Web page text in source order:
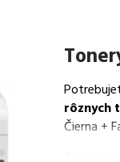
rôznych
Čierna +